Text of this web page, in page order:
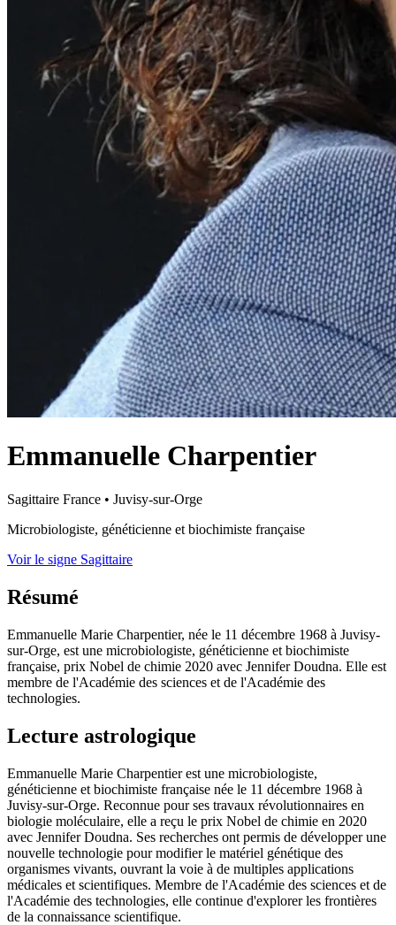
Emmanuelle Charpentier
Sagittaire France • Juvisy-sur-Orge
Microbiologiste, généticienne et biochimiste française
Voir le signe Sagittaire
Résumé
Emmanuelle Marie Charpentier, née le 11 décembre 1968 à Juvisy-
sur-Orge, est une microbiologiste, généticienne et biochimiste
française, prix Nobel de chimie 2020 avec Jennifer Doudna. Elle est
membre de l'Académie des sciences et de l'Académie des
technologies.
Lecture astrologique
Emmanuelle Marie Charpentier est une microbiologiste,
généticienne et biochimiste française née le 11 décembre 1968 à
Juvisy-sur-Orge. Reconnue pour ses travaux révolutionnaires en
biologie moléculaire, elle a reçu le prix Nobel de chimie en 2020
avec Jennifer Doudna. Ses recherches ont permis de développer une
nouvelle technologie pour modifier le matériel génétique des
organismes vivants, ouvrant la voie à de multiples applications
médicales et scientifiques. Membre de l'Académie des sciences et de
l'Académie des technologies, elle continue d'explorer les frontières
de la connaissance scientifique.